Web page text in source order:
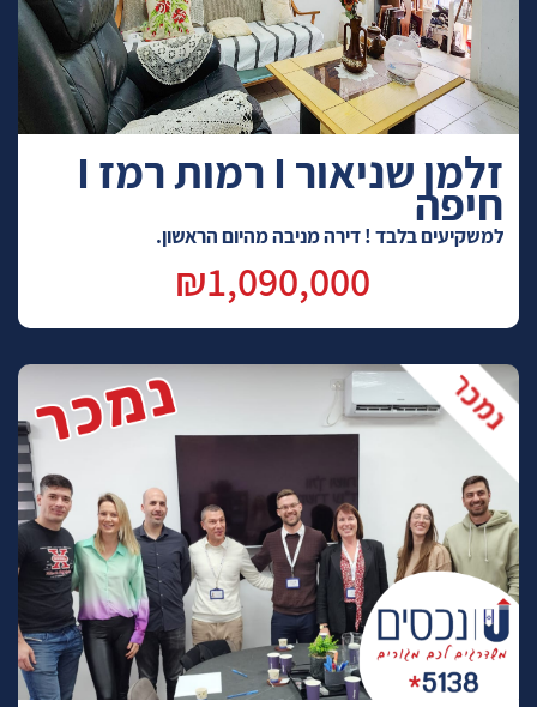
זלמן שניאור I רמות רמז I
חיפה
למשקיעים בלבד ! דירה מניבה מהיום הראשון.
₪1,090,000